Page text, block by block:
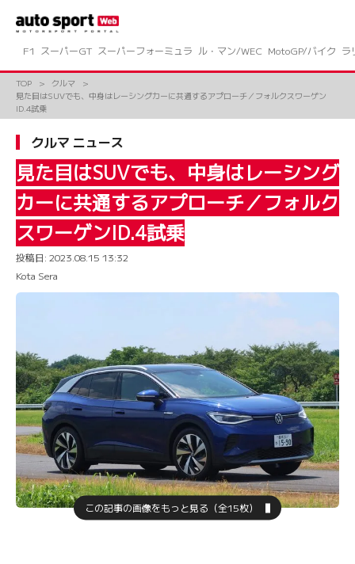
ツ
F1 スーパーGT スーパーフォーミュラ ル・マン/WEC MotoGP/バイク ラ
TOP
クルマ
見た目はSUVでも、中身はレーシングカーに共通するアプローチ／フォルクスワーゲン
ID.4試乗
クルマ ニュース
見た目はSUVでも、中身はレーシング
カーに共通するアプローチ／フォルク
スワーゲンID.4試乗
投稿日: 2023.08.15 13:32
Kota Sera
この記事の画像をもっと見る（全15枚）